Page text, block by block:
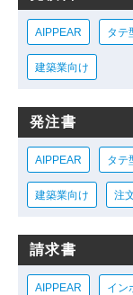
AIPPEAR タテ
建築業向け
発注書
AIPPEAR タテ
建築業向け 注
請求書
AIPPEAR イン